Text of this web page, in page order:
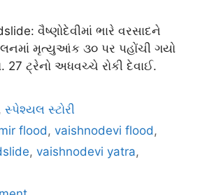
વૈષ્ણોદેવીમાં ભારે વરસાદને
મૃત્યુઆંક ૩૦ પર પહોંચી ગયો
ટ્રેનો અધવચ્ચે રોકી દેવાઈ.
,સ્પેશ્યલ સ્ટોરી
flood ,vaishnodevi flood ,
, vaishnodevi yatra,